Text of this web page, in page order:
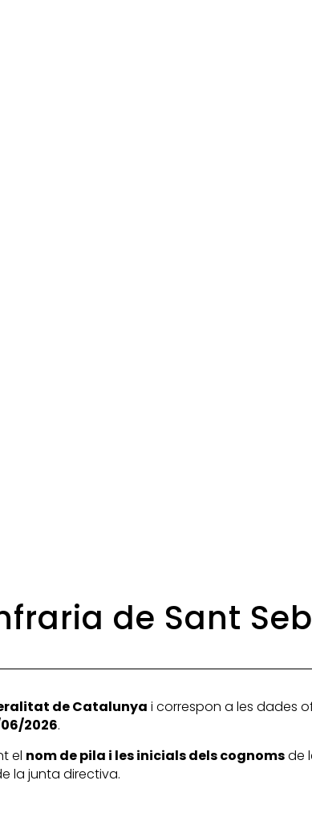
de Sant
de Catalunya i correspon a les dades
06/2026.
el nom de pila i les inicials dels cognomsde
la junta directiva.